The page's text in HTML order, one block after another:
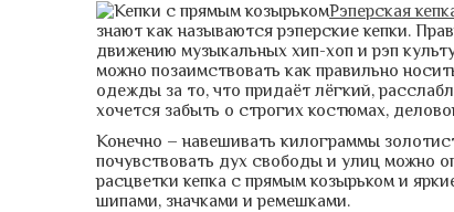
Рэперская
знают как называются рэперские кепки.
движению музыкальных хип-хоп и рэп
можно позаимствовать как правильно
одежды за то, что придаёт лёгкий,
хочется забыть о строгих костюмах,
Конечно – навешивать килограммы
почувствовать дух свободы и улиц можно
расцветки кепка с прямым козырьком и
шипами, значками и ремешками.